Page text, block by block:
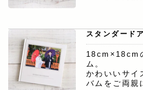
スタンダード
18cm×18cm
ム。
かわいいサイ
バムをご両親